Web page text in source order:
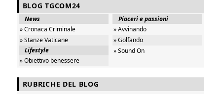
BLOG TGCOM24
News
» Cronaca Criminale
» Stanze Vaticane
Lifestyle
» Obiettivo benessere
Piaceri e passioni
» Avvinando
» Golfando
» Sound On
RUBRICHE DEL BLOG